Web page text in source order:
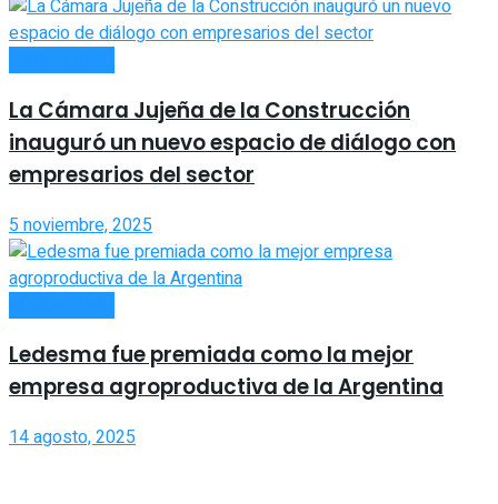
La Cámara Jujeña de la Construcción
inauguró un nuevo espacio de diálogo con
empresarios del sector
5 noviembre, 2025
Ledesma fue premiada como la mejor
empresa agroproductiva de la Argentina
14 agosto, 2025